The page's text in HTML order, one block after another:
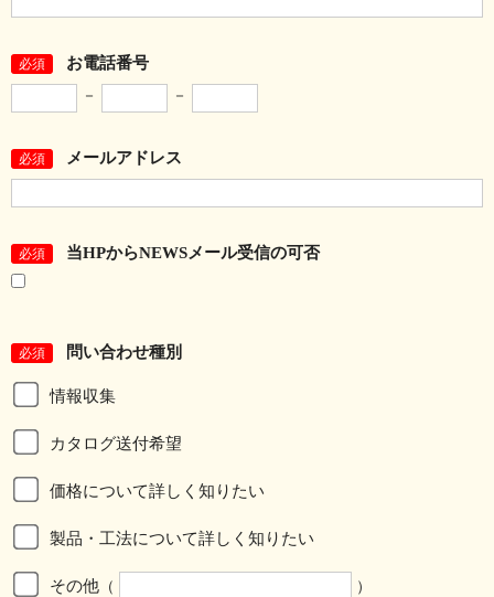
必須 お電話番号
－ －
必須 メールアドレス
必須 当HPからNEWSメール受信の可否
必須 問い合わせ種別
情報収集
カタログ送付希望
価格について詳しく知りたい
製品・工法について詳しく知りたい
その他 （ ）